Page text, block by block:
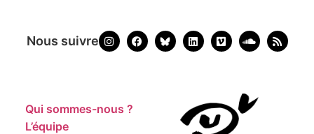
Nous suivre
Qui sommes-nous ?
L’équipe